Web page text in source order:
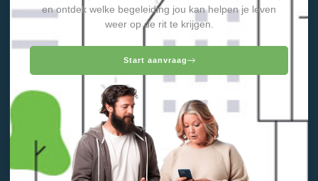
en ontdek welke begeleiding jou kan helpen je leven
weer op de rit te krijgen.
Start aanvraag